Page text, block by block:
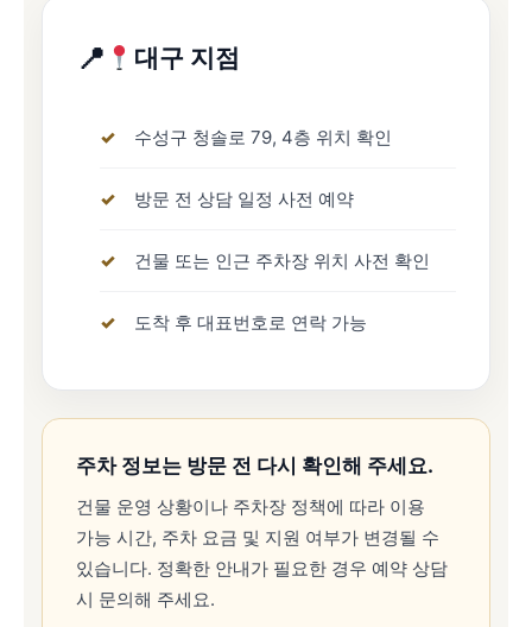
대구 지점
수성구 청솔로 79, 4층 위치 확인
방문 전 상담 일정 사전 예약
건물 또는 인근 주차장 위치 사전 확인
도착 후 대표번호로 연락 가능
주차 정보는 방문 전 다시 확인해 주세요.
건물 운영 상황이나 주차장 정책에 따라 이용
가능 시간, 주차 요금 및 지원 여부가 변경될 수
있습니다. 정확한 안내가 필요한 경우 예약 상담
시 문의해 주세요.